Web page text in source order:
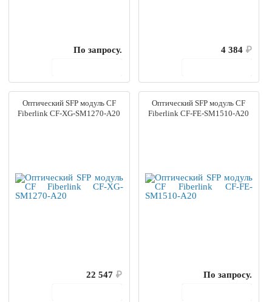
По запросу.
4 384 ₽
Оптический SFP модуль CF
Fiberlink CF-XG-SM1270-A20
22 547 ₽
Оптический SFP модуль CF
Fiberlink CF-FE-SM1510-A20
По запросу.